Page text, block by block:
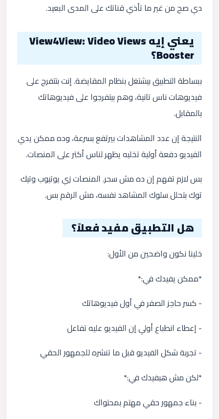
دي صح من غير ما تأذي قناتك على المدى البعيد.
يعني إيه View4View: Video Views
Booster؟
ببساطة التطبيق بيشتغل بنظام المقايضة. إنت بتتفرج على
فيديوهات ناس تانية، وهم بيتفرجوا على فيديوهاتك
بالمقابل.
النتيجة إن عدد المشاهدات بيرتفع بسرعة، وده ممكن يدي
الفيديو دفعة أولية تخليه يظهر لناس أكتر على المنصات.
بس لازم تفهم إن ده مش سحر. المنصات زي يوتيوب وتيك
توك بتحلل سلوك المشاهد نفسه، مش الرقم بس.
هل التطبيق مفيد فعلاً؟
خلينا نكون واضحين من الأول:
*ممكن يفيدك في:*
- كسر حاجز الصفر في أول فيديوهاتك
- إعطاء انطباع أولي إن الفيديو عليه تفاعل
- تجربة شكل الفيديو قبل ما تنشره للجمهور الحقي
*لكن مش هيفيدك في:*
- بناء جمهور حقي مهتم بمحتواك